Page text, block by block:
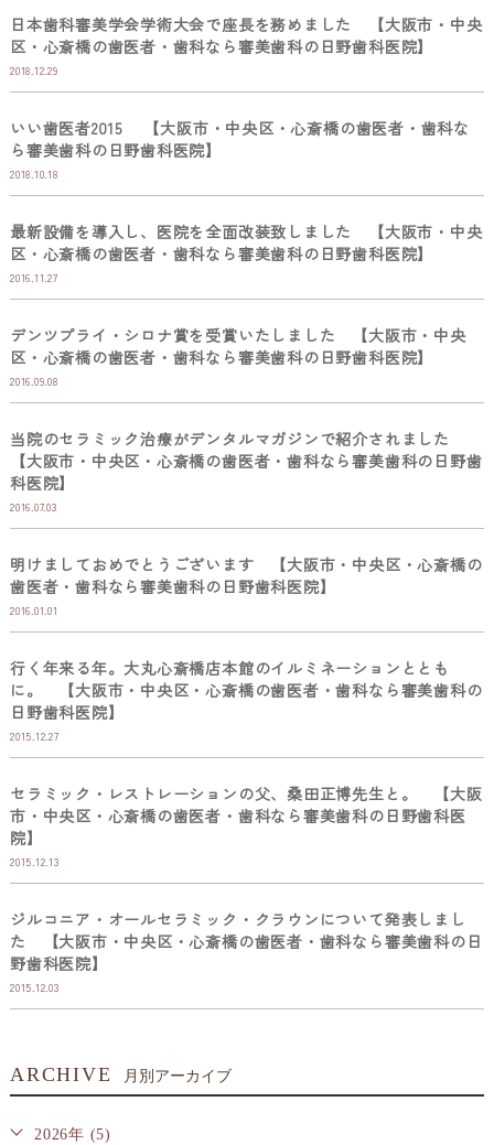
日本歯科審美学会学術大会で座長を務めました 【大阪市・中央
区・心斎橋の歯医者・歯科なら審美歯科の日野歯科医院】
2018.12.29
いい歯医者2015 【大阪市・中央区・心斎橋の歯医者・歯科な
ら審美歯科の日野歯科医院】
2018.10.18
最新設備を導入し、医院を全面改装致しました 【大阪市・中央
区・心斎橋の歯医者・歯科なら審美歯科の日野歯科医院】
2016.11.27
デンツプライ・シロナ賞を受賞いたしました 【大阪市・中央
区・心斎橋の歯医者・歯科なら審美歯科の日野歯科医院】
2016.09.08
当院のセラミック治療がデンタルマガジンで紹介されました
【大阪市・中央区・心斎橋の歯医者・歯科なら審美歯科の日野歯
科医院】
2016.07.03
明けましておめでとうございます 【大阪市・中央区・心斎橋の
歯医者・歯科なら審美歯科の日野歯科医院】
2016.01.01
行く年来る年。大丸心斎橋店本館のイルミネーションととも
に。 【大阪市・中央区・心斎橋の歯医者・歯科なら審美歯科の
日野歯科医院】
2015.12.27
セラミック・レストレーションの父、桑田正博先生と。 【大阪
市・中央区・心斎橋の歯医者・歯科なら審美歯科の日野歯科医
院】
2015.12.13
ジルコニア・オールセラミック・クラウンについて発表しまし
た 【大阪市・中央区・心斎橋の歯医者・歯科なら審美歯科の日
野歯科医院】
2015.12.03
ARCHIVE 月別アーカイブ
2026年 (5)